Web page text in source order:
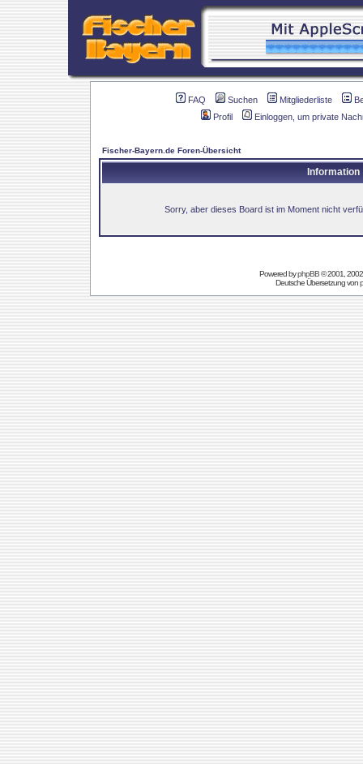
FAQ Suchen Mitgliederliste
Profil
Einloggen, um private
Fischer-Bayern.de Foren-Übersicht
Information
Sorry, aber dieses Board ist im Moment nicht
Powered byphpBB© 2001,
Deutsche Übersetzung von